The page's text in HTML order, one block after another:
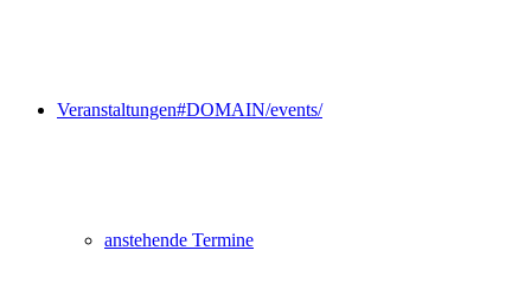
Veranstaltungen#DOMAIN/events/
anstehende Termine